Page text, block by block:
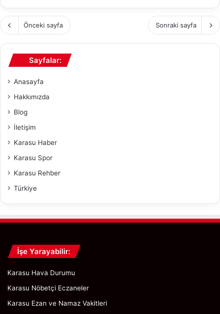
Önceki sayfa Sonraki sayfa
Sayfalar:
Anasayfa
Hakkımızda
Blog
İletişim
Karasu Haber
Karasu Spor
Karasu Rehber
Türkiye
İşe Yarayabilir:
Karasu Hava Durumu
Karasu Nöbetçi Eczaneler
Karasu Ezan ve Namaz Vakitleri